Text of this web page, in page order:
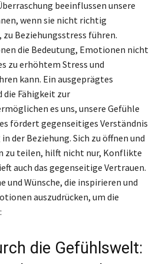
beeinflussen unsere
wenn sie nicht richtig
Beziehungsstress führen.
die Bedeutung, Emotionen nicht
zu erhöhtem Stress und
kann. Ein ausgeprägtes
die Fähigkeit zur
es uns, unsere Gefühle
fördert gegenseitiges Verständnis
der Beziehung. Sich zu öffnen und
zu teilen, hilft nicht nur, Konflikte
auch das gegenseitige Vertrauen.
und Wünsche, die inspirieren und
auszudrücken, um die
die Gefühlswelt: